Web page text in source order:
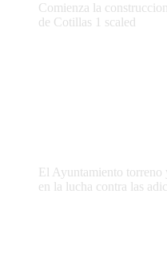
Comienza la
de Cotillas 1 scaled
El Ayuntamiento torreno
en la lucha contra las